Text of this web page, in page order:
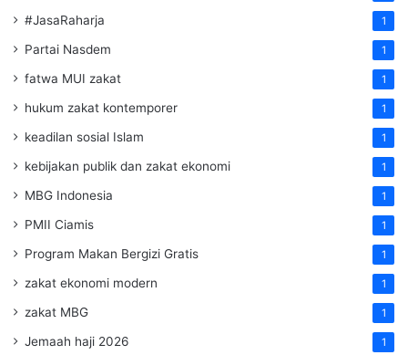
#JasaRaharja 1
Partai Nasdem 1
fatwa MUI zakat 1
hukum zakat kontemporer 1
keadilan sosial Islam 1
kebijakan publik dan zakat ekonomi 1
MBG Indonesia 1
PMII Ciamis 1
Program Makan Bergizi Gratis 1
zakat ekonomi modern 1
zakat MBG 1
Jemaah haji 2026 1